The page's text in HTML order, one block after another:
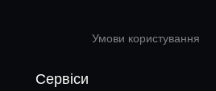
Умови користування
Сервіси